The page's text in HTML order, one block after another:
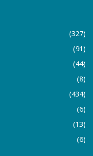
(327)
(91)
(44)
(8)
(434)
(6)
(13)
(6)